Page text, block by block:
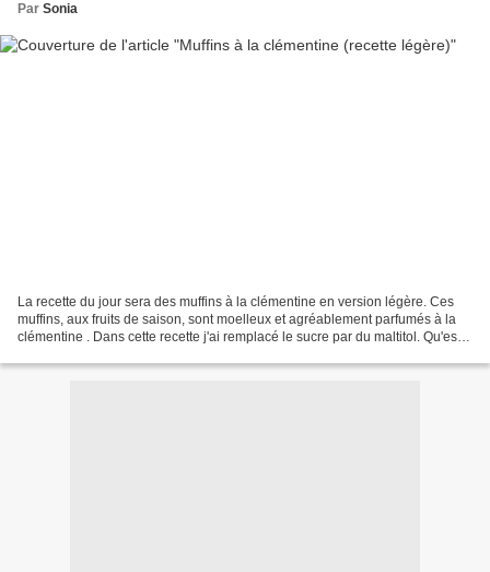
Par Sonia
La recette du jour sera des muffins à la clémentine en version légère. Ces
muffins, aux fruits de saison, sont moelleux et agréablement parfumés à la
clémentine . Dans cette recette j'ai remplacé le sucre par du maltitol. Qu'est